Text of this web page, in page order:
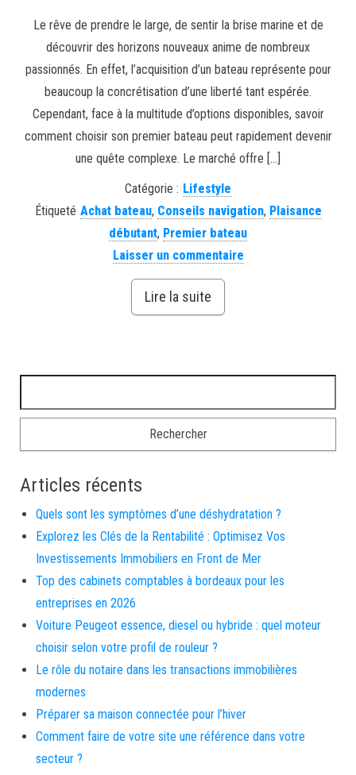
Le rêve de prendre le large, de sentir la brise marine et de
découvrir des horizons nouveaux anime de nombreux
passionnés. En effet, l’acquisition d’un bateau représente pour
beaucoup la concrétisation d’une liberté tant espérée.
Cependant, face à la multitude d’options disponibles, savoir
comment choisir son premier bateau peut rapidement devenir
une quête complexe. Le marché offre […]
Catégorie : Lifestyle
Étiqueté Achat bateau, Conseils navigation, Plaisance
débutant, Premier bateau
Laisser un commentaire
Lire la suite
Articles récents
Quels sont les symptômes d’une déshydratation ?
Explorez les Clés de la Rentabilité : Optimisez Vos
Investissements Immobiliers en Front de Mer
Top des cabinets comptables à bordeaux pour les
entreprises en 2026
Voiture Peugeot essence, diesel ou hybride : quel moteur
choisir selon votre profil de rouleur ?
Le rôle du notaire dans les transactions immobilières
modernes
Préparer sa maison connectée pour l’hiver
Comment faire de votre site une référence dans votre
secteur ?